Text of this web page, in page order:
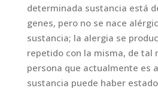
determinada sustancia está
genes, pero no se nace
sustancia; la alergia se
repetido con la misma, de tal
persona que actualmente es
sustancia puede haber